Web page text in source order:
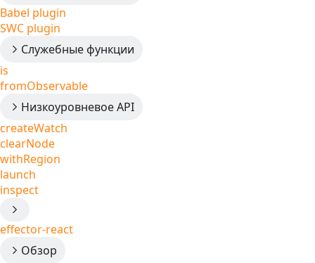
Babel plugin
SWC plugin
Служебные функции
is
fromObservable
Низкоуровневое API
createWatch
clearNode
withRegion
launch
inspect
effector-react
Обзор